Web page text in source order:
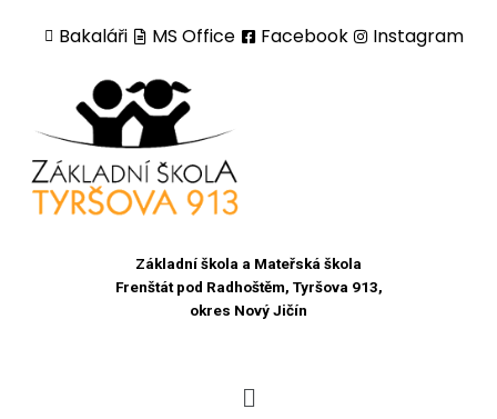
Bakaláři MS Office Facebook Instagram
Základní škola a Mateřská škola
Frenštát pod Radhoštěm, Tyršova 913,
okres Nový Jičín